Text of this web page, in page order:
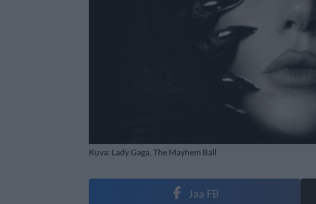
Kuva: Lady Gaga, The Mayhem Ball
Jaa FB